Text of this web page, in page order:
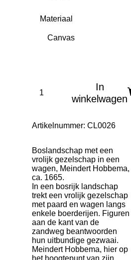
Materiaal
In
winkelwagen
Artikelnummer: CL0026
Boslandschap met een
vrolijk gezelschap in een
wagen, Meindert Hobbema,
ca. 1665.
In een bosrijk landschap
trekt een vrolijk gezelschap
met paard en wagen langs
enkele boerderijen. Figuren
aan de kant van de
zandweg beantwoorden
hun uitbundige gezwaai.
Meindert Hobbema, hier op